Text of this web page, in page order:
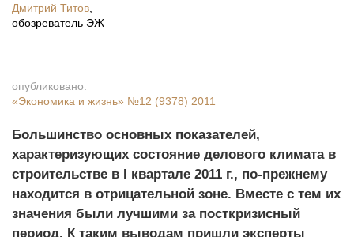
Дмитрий Титов
обозреватель ЭЖ
опубликовано:
«Экономика и жизнь» №12 (9378) 2011
Большинство основных показателей,
характеризующих состояние делового климата в
строительстве в I квартале 2011 г., по-прежнему
находится в отрицательной зоне. Вместе с тем их
значения были лучшими за посткризисный
период. К таким выводам пришли эксперты